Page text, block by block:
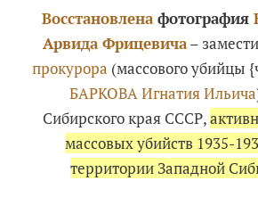
Восстановленафотография
Арвида Фрицевича–
прокурора (массового убийцы
БАРКОВА Игнатия Ильича
Сибирского края СССР,
массовых убийств 1935-
территории Западной